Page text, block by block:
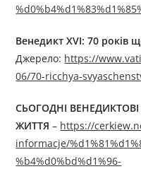
Венедикт XVI: 70 років
Джерелo: https://
06/70-ricchya-
СЬОГОДНІ
ЖИТТЯ – https://
informacje/
%b4%d0%bd%d1%96-